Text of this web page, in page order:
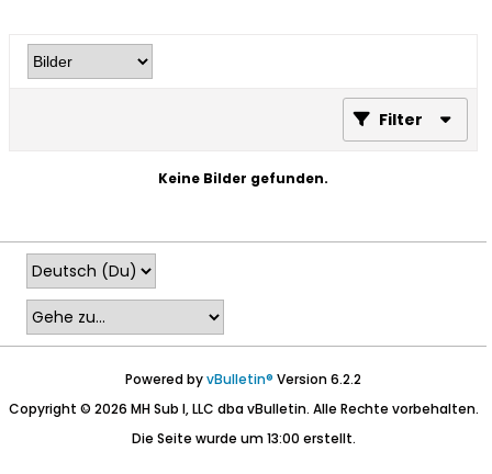
Filter
Keine Bilder gefunden.
Powered byvBulletin® Version 6.2.2
Copyright © 2026 MH Sub I, LLC dba vBulletin. Alle Rechte vorbehalten.
Die Seite wurde um 13:00 erstellt.